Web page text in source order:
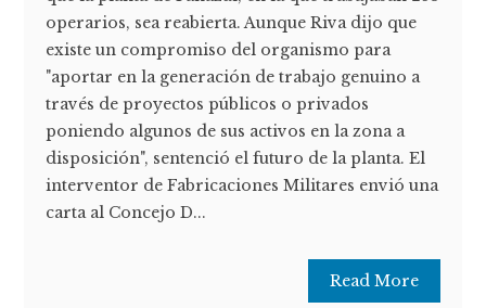
operarios, sea reabierta. Aunque Riva dijo que
existe un compromiso del organismo para
"aportar en la generación de trabajo genuino a
través de proyectos públicos o privados
poniendo algunos de sus activos en la zona a
disposición", sentenció el futuro de la planta. El
interventor de Fabricaciones Militares envió una
carta al Concejo D...
Read More